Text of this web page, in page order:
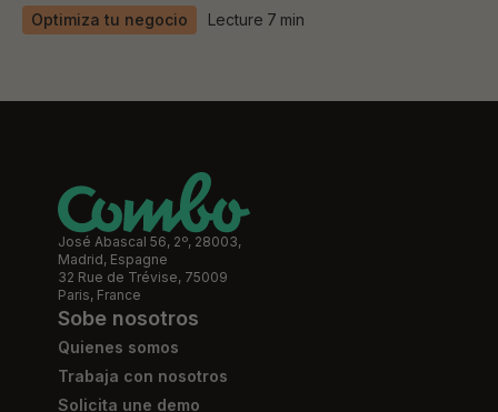
Optimiza tu negocio Lecture 7 min
José Abascal 56, 2º, 28003,
Madrid, Espagne
32 Rue de Trévise, 75009
Paris, France
Sobe nosotros
Quienes somos
Trabaja con nosotros
Solicita une demo